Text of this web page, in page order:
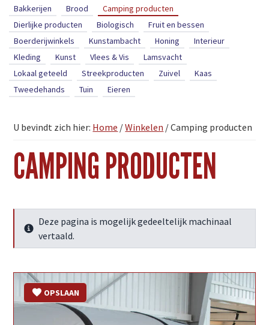
Bakkerijen Brood
Camping producten
Dierlijke producten
Biologisch
Fruit en bessen
Boerderijwinkels
Kunstambacht Honing
Interieur
Kleding
Kunst Vlees & Vis
Lamsvacht
Lokaal geteeld
Streekproducten Zuivel
Kaas
Tweedehands
Tuin Eieren
U bevindt zich hier: Home /Winkelen /Camping producten
CAMPING PRODUCTEN
Meer info
Deze pagina is mogelijk gedeeltelijk machinaal
vertaald.
OPSLAAN